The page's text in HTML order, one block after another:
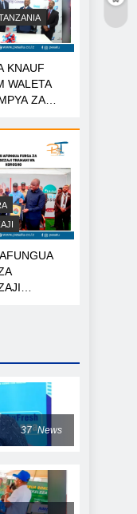
KNAUF
WALETA
ZA
37 News